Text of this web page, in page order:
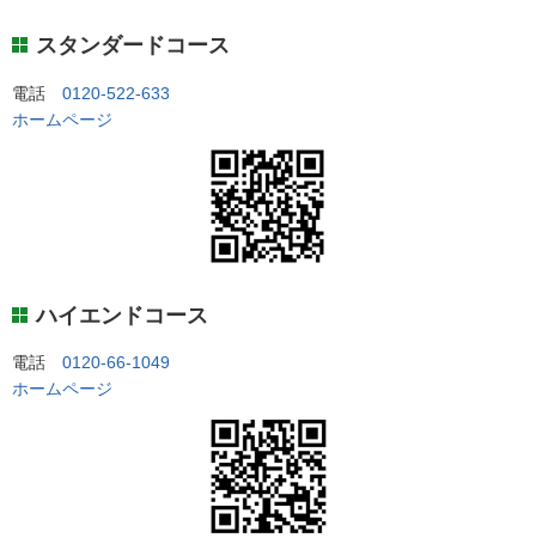
スタンダードコース
電話 0120-522-633
ホームページ
ハイエンドコース
電話 0120-66-1049
ホームページ